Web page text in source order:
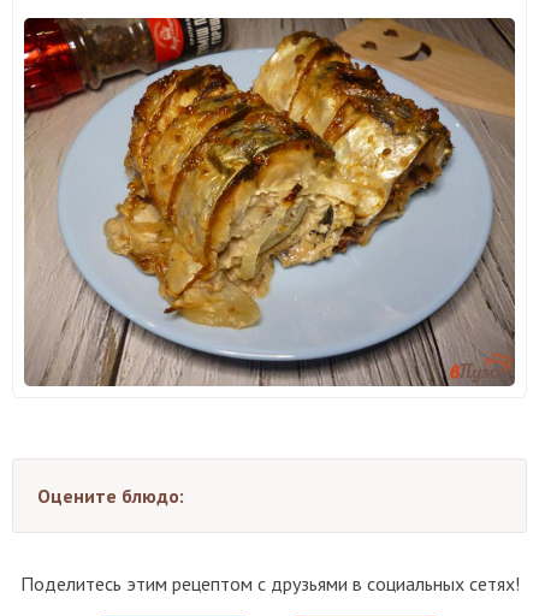
Оцените блюдо:
Поделитесь этим рецептом с друзьями в социальных сетях!